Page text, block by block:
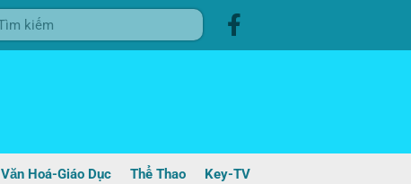
Văn Hoá-Giáo Dục Thể Thao Key-TV